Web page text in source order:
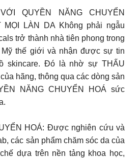
QUYỀN NĂNG CHUYỂN
MỌI LÀN DA Không phải ngẫu
trở thành nhà tiên phong trong
thế giới và nhận được sự tin
skincare. Đó là nhờ sự THẤU
hãng, thông qua các dòng sản
NĂNG CHUYỂN HOÁ sức
HOÁ: Được nghiên cứu và
các sản phẩm chăm sóc da của
dựa trên nền tảng khoa học,